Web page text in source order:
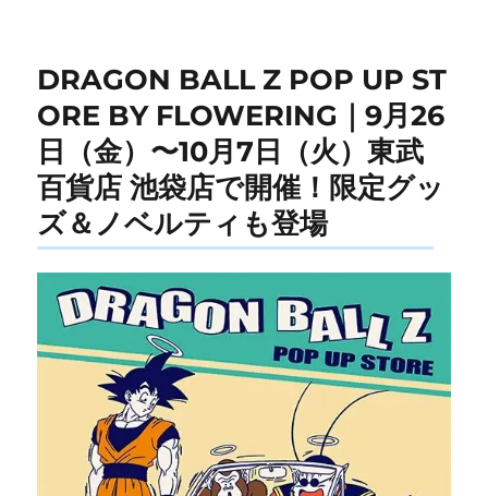
DRAGON BALL Z POP UP ST
ORE BY FLOWERING｜9月26
日（金）〜10月7日（火）東武
百貨店 池袋店で開催！限定グッ
ズ＆ノベルティも登場